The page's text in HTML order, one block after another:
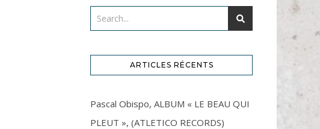
ARTICLES RÉCENTS
Pascal Obispo, ALBUM « LE BEAU QUI
PLEUT », (ATLETICO RECORDS)